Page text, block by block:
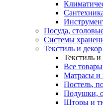
Посуда,
Системы
Текстиль и декор
Текстиль и
Все товары
Матрасы и
Постель,
Подушки,
Шторы и